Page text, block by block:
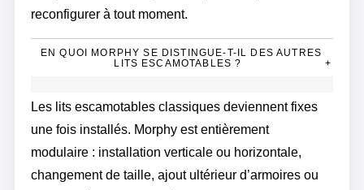
reconfigurer à tout moment.
EN QUOI MORPHY SE DISTINGUE-T-IL DES AUTRES
LITS ESCAMOTABLES ?
+
Les lits escamotables classiques deviennent fixes
une fois installés. Morphy est entièrement
modulaire : installation verticale ou horizontale,
changement de taille, ajout ultérieur d’armoires ou